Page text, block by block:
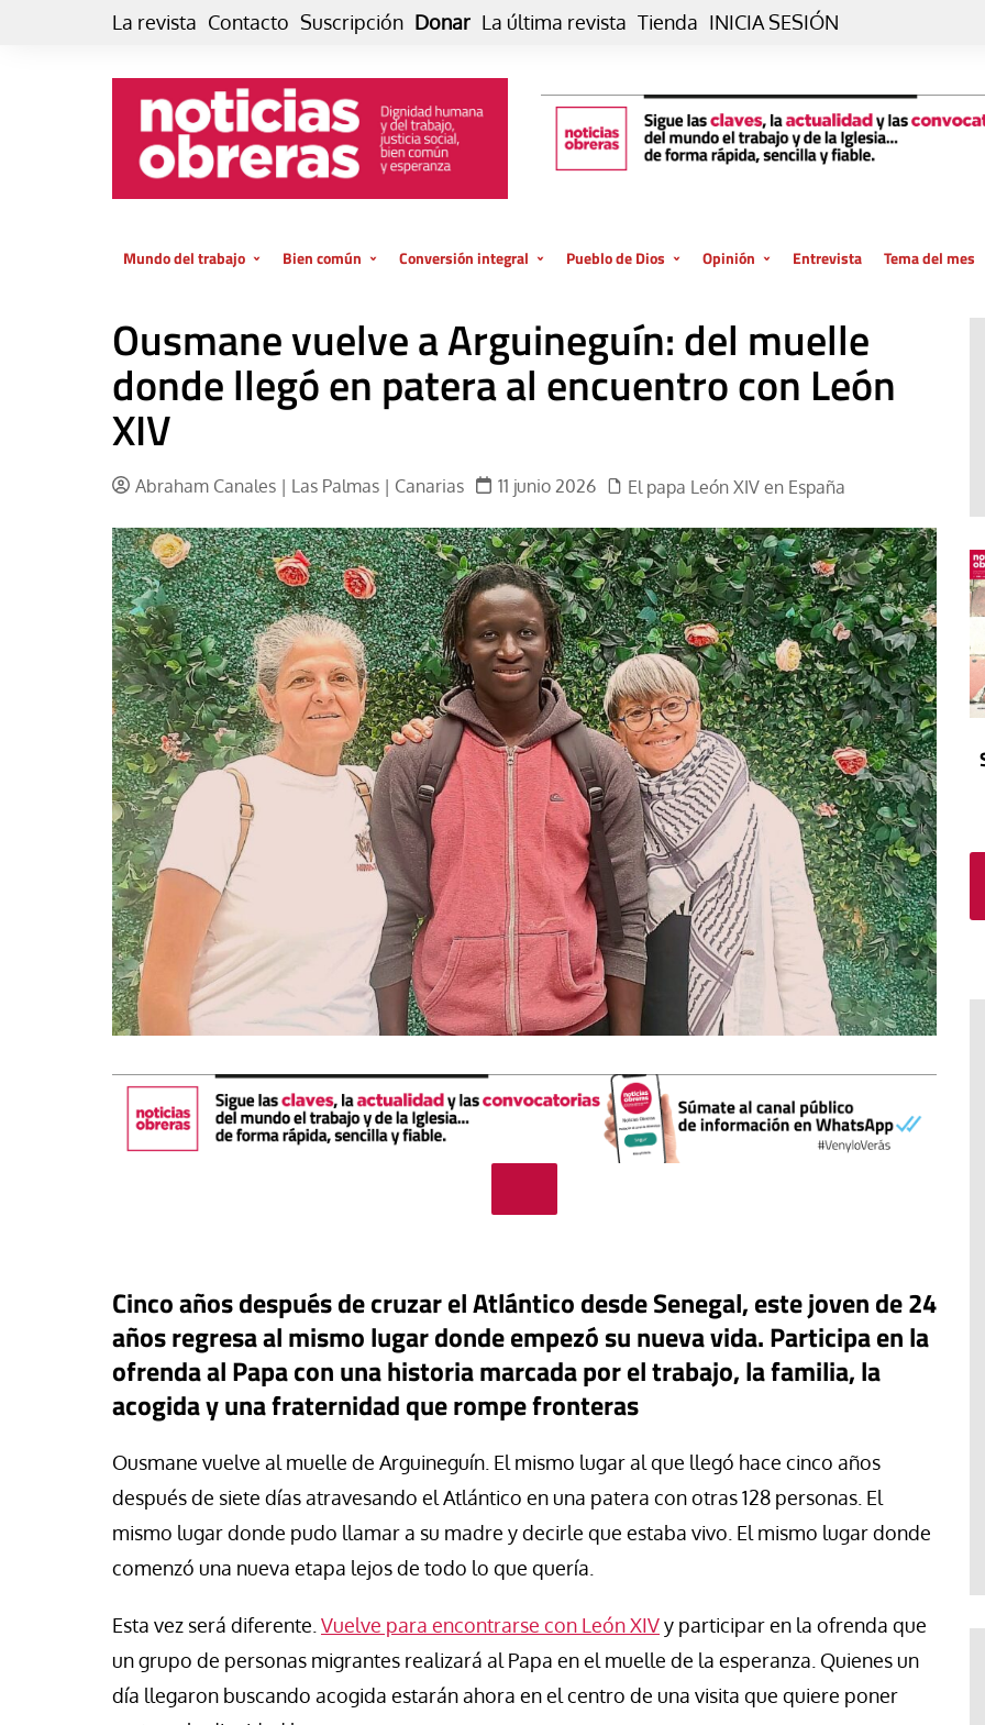
La revista Contacto Suscripción Donar La última revista Tienda INICIA SESIÓN
Mundo del trabajo
El trabajo es para la vida
GlobalizAcción
INFOR. Boletín informativo del
MMTC
Laboral
El amor en el mundo
Los empobrecidos por el
mundo
Radio — Mundo obrero hoy
Vidas precarias
Bien común
Economía
Conversión integral
de vida… es posible
El cuidado de la creación
Experiencia
Libro
Dos minutos
Aplicaciones
Música
Poesía
Relato
Pueblo de Dios
La oración de cada día
Vaticano
El atrio
In memoriam
Opinión
Blog De paso…
Blog Eutopía
Viñeta
Tribuna
Blog Sembrando sueños,
recogiendo humanidad
Blog Mensajes guardados
La columna
Entrevista Tema del mes
Ousmane vuelve a Arguineguín: del muelle
donde llegó en patera al encuentro con León
XIV
Abraham Canales | Las Palmas | Canarias 11 junio 2026 El papa León XIV en España
Cinco años después de cruzar el Atlántico desde Senegal, este joven de 24
años regresa al mismo lugar donde empezó su nueva vida. Participa en la
ofrenda al Papa con una historia marcada por el trabajo, la familia, la
acogida y una fraternidad que rompe fronteras
Ousmane vuelve al muelle de Arguineguín. El mismo lugar al que llegó hace cinco años
después de siete días atravesando el Atlántico en una patera con otras 128 personas. El
mismo lugar donde pudo llamar a su madre y decirle que estaba vivo. El mismo lugar donde
comenzó una nueva etapa lejos de todo lo que quería.
Esta vez será diferente. Vuelve para encontrarse con León XIVy participar en la ofrenda que
un grupo de personas migrantes realizará al Papa en el muelle de la esperanza. Quienes un
día llegaron buscando acogida estarán ahora en el centro de una visita que quiere poner
Canarias reclama una
urgente para proteger
menores migrantes en
Luis Palacios
Potencia transformadora de la
dulzura y la paz
Paco (Quisco) Vicente
El cuidado de la creación
El olor de la paz
Araceli Caballero